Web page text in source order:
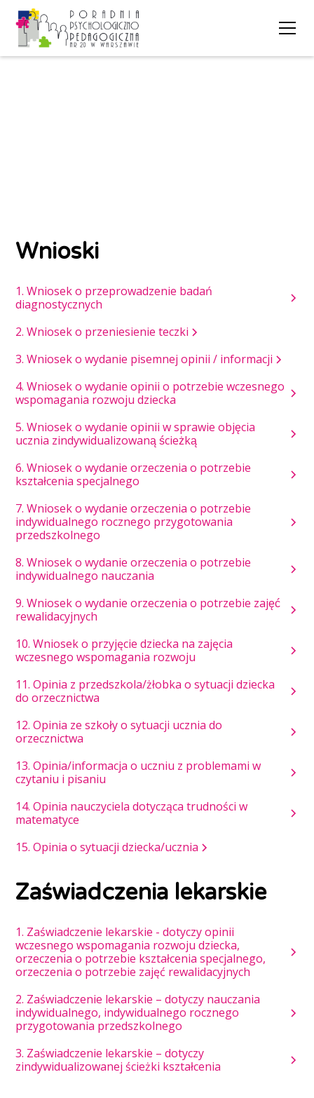
Wnioski
1. Wniosek o przeprowadzenie badań
diagnostycznych
2. Wniosek o przeniesienie teczki
3. Wniosek o wydanie pisemnej opinii / informacji
4. Wniosek o wydanie opinii o potrzebie wczesnego
wspomagania rozwoju dziecka
5. Wniosek o wydanie opinii w sprawie objęcia
ucznia zindywidualizowaną ścieżką
6. Wniosek o wydanie orzeczenia o potrzebie
kształcenia specjalnego
7. Wniosek o wydanie orzeczenia o potrzebie
indywidualnego rocznego przygotowania
przedszkolnego
8. Wniosek o wydanie orzeczenia o potrzebie
indywidualnego nauczania
9. Wniosek o wydanie orzeczenia o potrzebie zajęć
rewalidacyjnych
10. Wniosek o przyjęcie dziecka na zajęcia
wczesnego wspomagania rozwoju
11. Opinia z przedszkola/żłobka o sytuacji dziecka
do orzecznictwa
12. Opinia ze szkoły o sytuacji ucznia do
orzecznictwa
13. Opinia/informacja o uczniu z problemami w
czytaniu i pisaniu
14. Opinia nauczyciela dotycząca trudności w
matematyce
15. Opinia o sytuacji dziecka/ucznia
Zaświadczenia lekarskie
1. Zaświadczenie lekarskie - dotyczy opinii
wczesnego wspomagania rozwoju dziecka,
orzeczenia o potrzebie kształcenia specjalnego,
orzeczenia o potrzebie zajęć rewalidacyjnych
2. Zaświadczenie lekarskie – dotyczy nauczania
indywidualnego, indywidualnego rocznego
przygotowania przedszkolnego
3. Zaświadczenie lekarskie – dotyczy
zindywidualizowanej ścieżki kształcenia